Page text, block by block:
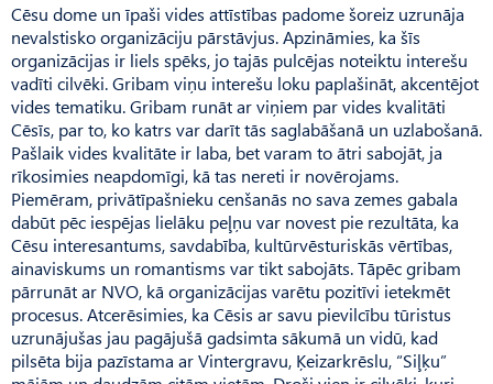
Cēsu dome un īpaši vides attīstības padome šoreiz uzrunāja
nevalstisko organizāciju pārstāvjus. Apzināmies, ka šīs
organizācijas ir liels spēks, jo tajās pulcējas noteiktu interešu
vadīti cilvēki. Gribam viņu interešu loku paplašināt, akcentējot
vides tematiku. Gribam runāt ar viņiem par vides kvalitāti
Cēsīs, par to, ko katrs var darīt tās saglabāšanā un uzlabošanā.
Pašlaik vides kvalitāte ir laba, bet varam to ātri sabojāt, ja
rīkosimies neapdomīgi, kā tas nereti ir novērojams.
Piemēram, privātīpašnieku cenšanās no sava zemes gabala
dabūt pēc iespējas lielāku peļņu var novest pie rezultāta, ka
Cēsu interesantums, savdabība, kultūrvēsturiskās vērtības,
ainaviskums un romantisms var tikt sabojāts. Tāpēc gribam
pārrunāt ar NVO, kā organizācijas varētu pozitīvi ietekmēt
procesus. Atcerēsimies, ka Cēsis ar savu pievilcību tūristus
uzrunājušas jau pagājušā gadsimta sākumā un vidū, kad
pilsēta bija pazīstama ar Vintergravu, Ķeizarkrēslu, “Siļķu”